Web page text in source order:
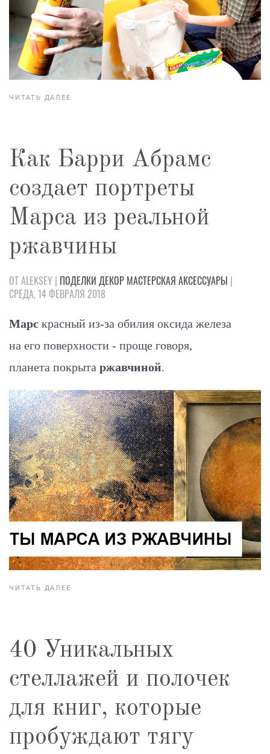
ЧИТАТЬ ДАЛЕЕ
Как Барри Абрамс
создает портреты
Марса из реальной
ржавчины
ОТ ALEKSEY | ПОДЕЛКИ ДЕКОР МАСТЕРСКАЯ АКСЕССУАРЫ |
СРЕДА, 14 ФЕВРАЛЯ 2018
Марс красный из-за обилия оксида железа
на его поверхности - проще говоря,
планета покрыта ржавчиной.
ЧИТАТЬ ДАЛЕЕ
40 Уникальных
стеллажей и полочек
для книг, которые
пробуждают тягу